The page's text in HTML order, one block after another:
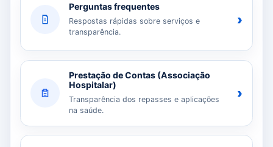
Perguntas frequentes
Respostas rápidas sobre serviços e
transparência.
›
Prestação de Contas (Associação
Hospitalar)
Transparência dos repasses e aplicações
na saúde.
›